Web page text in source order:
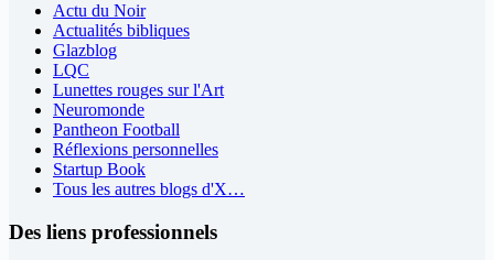
Actu du Noir
Actualités bibliques
Glazblog
LQC
Lunettes rouges sur l'Art
Neuromonde
Pantheon Football
Réflexions personnelles
Startup Book
Tous les autres blogs d'X…
Des liens professionnels